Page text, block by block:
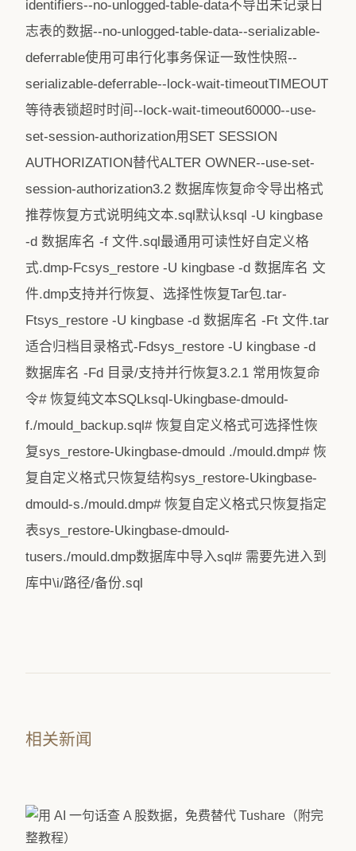
identifiers--no-unlogged-table-data不导出未记录日
志表的数据--no-unlogged-table-data--serializable-
deferrable使用可串行化事务保证一致性快照--
serializable-deferrable--lock-wait-timeoutTIMEOUT
等待表锁超时时间--lock-wait-timeout60000--use-
set-session-authorization用SET SESSION
AUTHORIZATION替代ALTER OWNER--use-set-
session-authorization3.2 数据库恢复命令导出格式
推荐恢复方式说明纯文本.sql默认ksql -U kingbase
-d 数据库名 -f 文件.sql最通用可读性好自定义格
式.dmp-Fcsys_restore -U kingbase -d 数据库名 文
件.dmp支持并行恢复、选择性恢复Tar包.tar-
Ftsys_restore -U kingbase -d 数据库名 -Ft 文件.tar
适合归档目录格式-Fdsys_restore -U kingbase -d
数据库名 -Fd 目录/支持并行恢复3.2.1 常用恢复命
令# 恢复纯文本SQLksql-Ukingbase-dmould-
f./mould_backup.sql# 恢复自定义格式可选择性恢
复sys_restore-Ukingbase-dmould ./mould.dmp# 恢
复自定义格式只恢复结构sys_restore-Ukingbase-
dmould-s./mould.dmp# 恢复自定义格式只恢复指定
表sys_restore-Ukingbase-dmould-
tusers./mould.dmp数据库中导入sql# 需要先进入到
库中\i/路径/备份.sql
相关新闻